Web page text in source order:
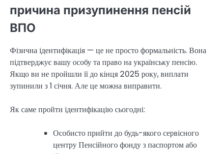
причина призупинення пенсій
ВПО
Фізична ідентифікація — це не просто формальність. Вона
підтверджує вашу особу та право на українську пенсію.
Якщо ви не пройшли її до кінця 2025 року, виплати
зупинили з 1 січня. Але це можна виправити.
Як саме пройти ідентифікацію сьогодні:
Особисто прийти до будь-якого сервісного
центру Пенсійного фонду з паспортом або